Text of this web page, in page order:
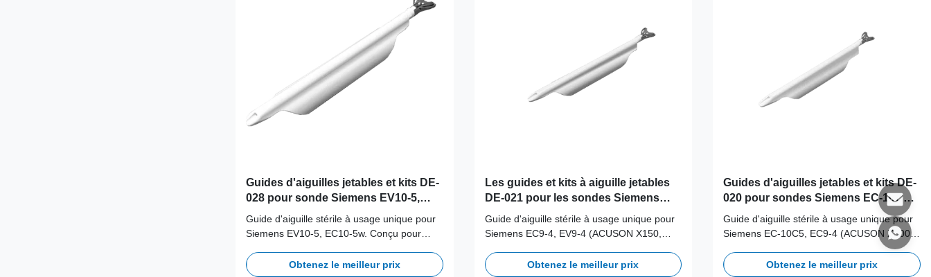
Guides d'aiguilles jetables et kits DE-
028 pour sonde Siemens EV10-5,
EC10-5w
Guide d'aiguille stérile à usage unique pour
Siemens EV10-5, EC10-5w. Conçu pour
Obtenez le meilleur prix
Les guides et kits à aiguille jetables
DE-021 pour les sondes Siemens
EC9-4, EV9-4 ((ACUSON X150, X300,
P500, OMNI, NX2, NX3;SONOLINE
Guide d'aiguille stérile à usage unique pour
Siemens EC9-4, EV9-4 (ACUSON X150,
G40). Conçu pour éliminer la contamination
Obtenez le meilleur prix
Guides d'aiguilles jetables et kits DE-
020 pour sondes Siemens EC-10C5,
EC9-4 (ACUSON X500; SONOLINE
G20, G50, G60S), EV9-4 (ACUSON
Guide d'aiguille stérile à usage unique pour
Siemens EC-10C5, EC9-4 (ACUSON X500 ;
SONOLINE G20, G50, G60S), EV9-4
(ACUSON X500). Conçu pour éliminer la
Obtenez le meilleur prix